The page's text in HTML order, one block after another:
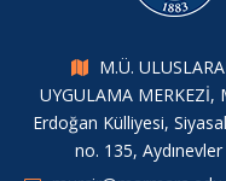
M.Ü.
UYGULAMA
Erdoğan Külliyesi,
no. 135,